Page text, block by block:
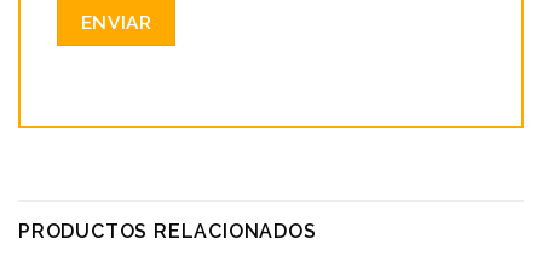
PRODUCTOS RELACIONADOS